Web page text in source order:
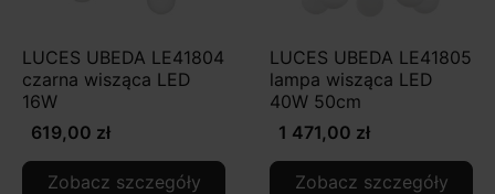
LUCES UBEDA LE41804
czarna wisząca LED
16W
619,00 zł
Zobacz szczegóły
LUCES UBEDA LE41805
lampa wisząca LED
40W 50cm
1 471,00 zł
Zobacz szczegóły